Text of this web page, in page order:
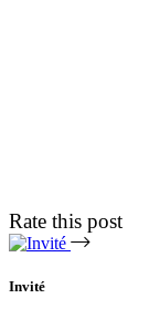
Rate this post
Invité